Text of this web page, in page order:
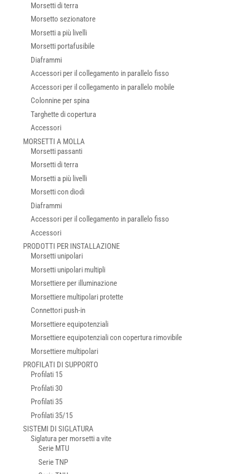
Morsetti di terra
Morsetto sezionatore
Morsetti a più livelli
Morsetti portafusibile
Diaframmi
Accessori per il collegamento in parallelo fisso
Accessori per il collegamento in parallelo mobile
Colonnine per spina
Targhette di copertura
Accessori
MORSETTI A MOLLA
Morsetti passanti
Morsetti di terra
Morsetti a più livelli
Morsetti con diodi
Diaframmi
Accessori per il collegamento in parallelo fisso
Accessori
PRODOTTI PER INSTALLAZIONE
Morsetti unipolari
Morsetti unipolari multipli
Morsettiere per illuminazione
Morsettiere multipolari protette
Connettori push-in
Morsettiere equipotenziali
Morsettiere equipotenziali con copertura rimovibile
Morsettiere multipolari
PROFILATI DI SUPPORTO
Profilati 15
Profilati 30
Profilati 35
Profilati 35/15
SISTEMI DI SIGLATURA
Siglatura per morsetti a vite
Serie MTU
Serie TNP